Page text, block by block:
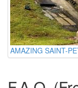
AMAZING SAINT-